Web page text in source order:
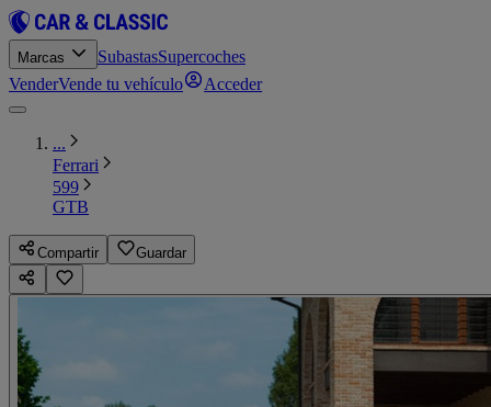
Marcas SubastasSupercoches
VenderVende tu vehículo Acceder
...
Ferrari
599
GTB
Compartir Guardar